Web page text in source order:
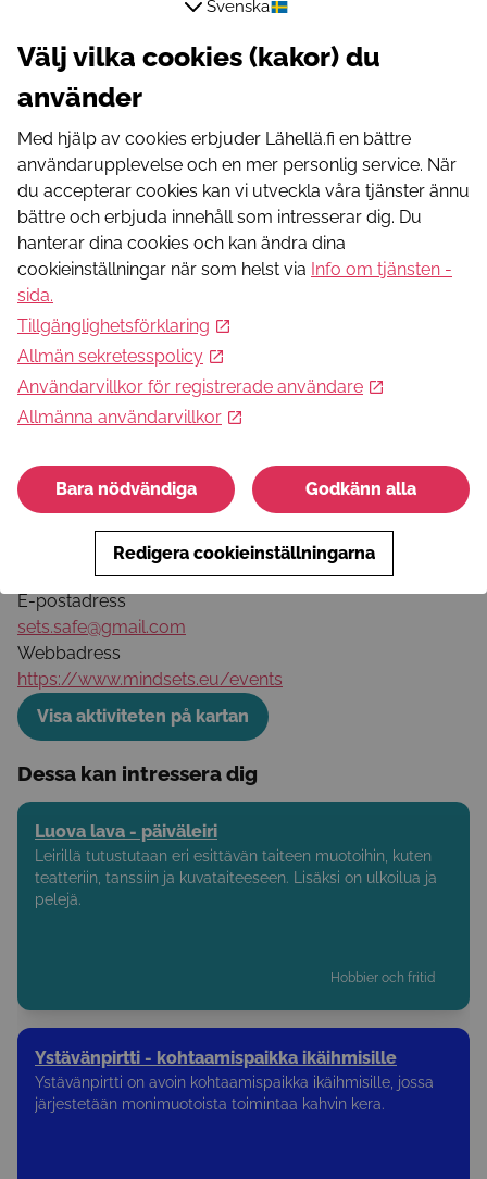
aktiviteettipuiston maksua).
Jos varaat ennen huhti -kuun loppua, voit saada boffer-
tai nerf-ammuksia ilmaiseksi.
Registrering krävs
Registreringslänk
https://www.mindsets.eu/landing-pages/safe-action-
camps
Registrerings e-postadress
Registrerings telefonnummer
+358105796250
E-postadress
sets.safe@gmail.com
Webbadress
https://www.mindsets.eu/events
Visa aktiviteten på kartan
Dessa kan intressera dig
Luova lava - päiväleiri
Leirillä tutustutaan eri esittävän taiteen muotoihin, kuten
teatteriin, tanssiin ja kuvataiteeseen. Lisäksi on ulkoilua ja
pelejä.
Hobbier och fritid
Ystävänpirtti - kohtaamispaikka ikäihmisille
Ystävänpirtti on avoin kohtaamispaikka ikäihmisille, jossa
järjestetään monimuotoista toimintaa kahvin kera.
Svenska
Välj vilka cookies (kakor) du
använder
Med hjälp av cookies erbjuder Lähellä.fi en bättre
användarupplevelse och en mer personlig service. När
du accepterar cookies kan vi utveckla våra tjänster ännu
bättre och erbjuda innehåll som intresserar dig. Du
hanterar dina cookies och kan ändra dina
cookieinställningar när som helst via Info om tjänsten -
sida.
Tillgänglighetsförklaring
Allmän sekretesspolicy
Användarvillkor för registrerade användare
Allmänna användarvillkor
Bara nödvändiga Godkänn alla
Redigera cookieinställningarna